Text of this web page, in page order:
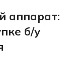
аппарат:
б/у